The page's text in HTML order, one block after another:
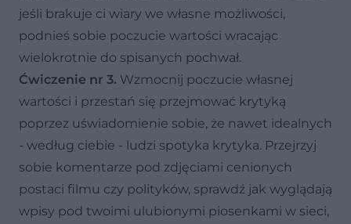
jeśli brakuje ci wiary we własne możliwości,
podnieś sobie poczucie wartości wracając
wielokrotnie do spisanych pochwał.
Ćwiczenie nr 3. Wzmocnij poczucie własnej
wartości i przestań się przejmować krytyką
poprzez uświadomienie sobie, że nawet idealnych
- według ciebie - ludzi spotyka krytyka. Przejrzyj
sobie komentarze pod zdjęciami cenionych
postaci filmu czy polityków, sprawdź jak wyglądają
wpisy pod twoimi ulubionymi piosenkami w sieci,